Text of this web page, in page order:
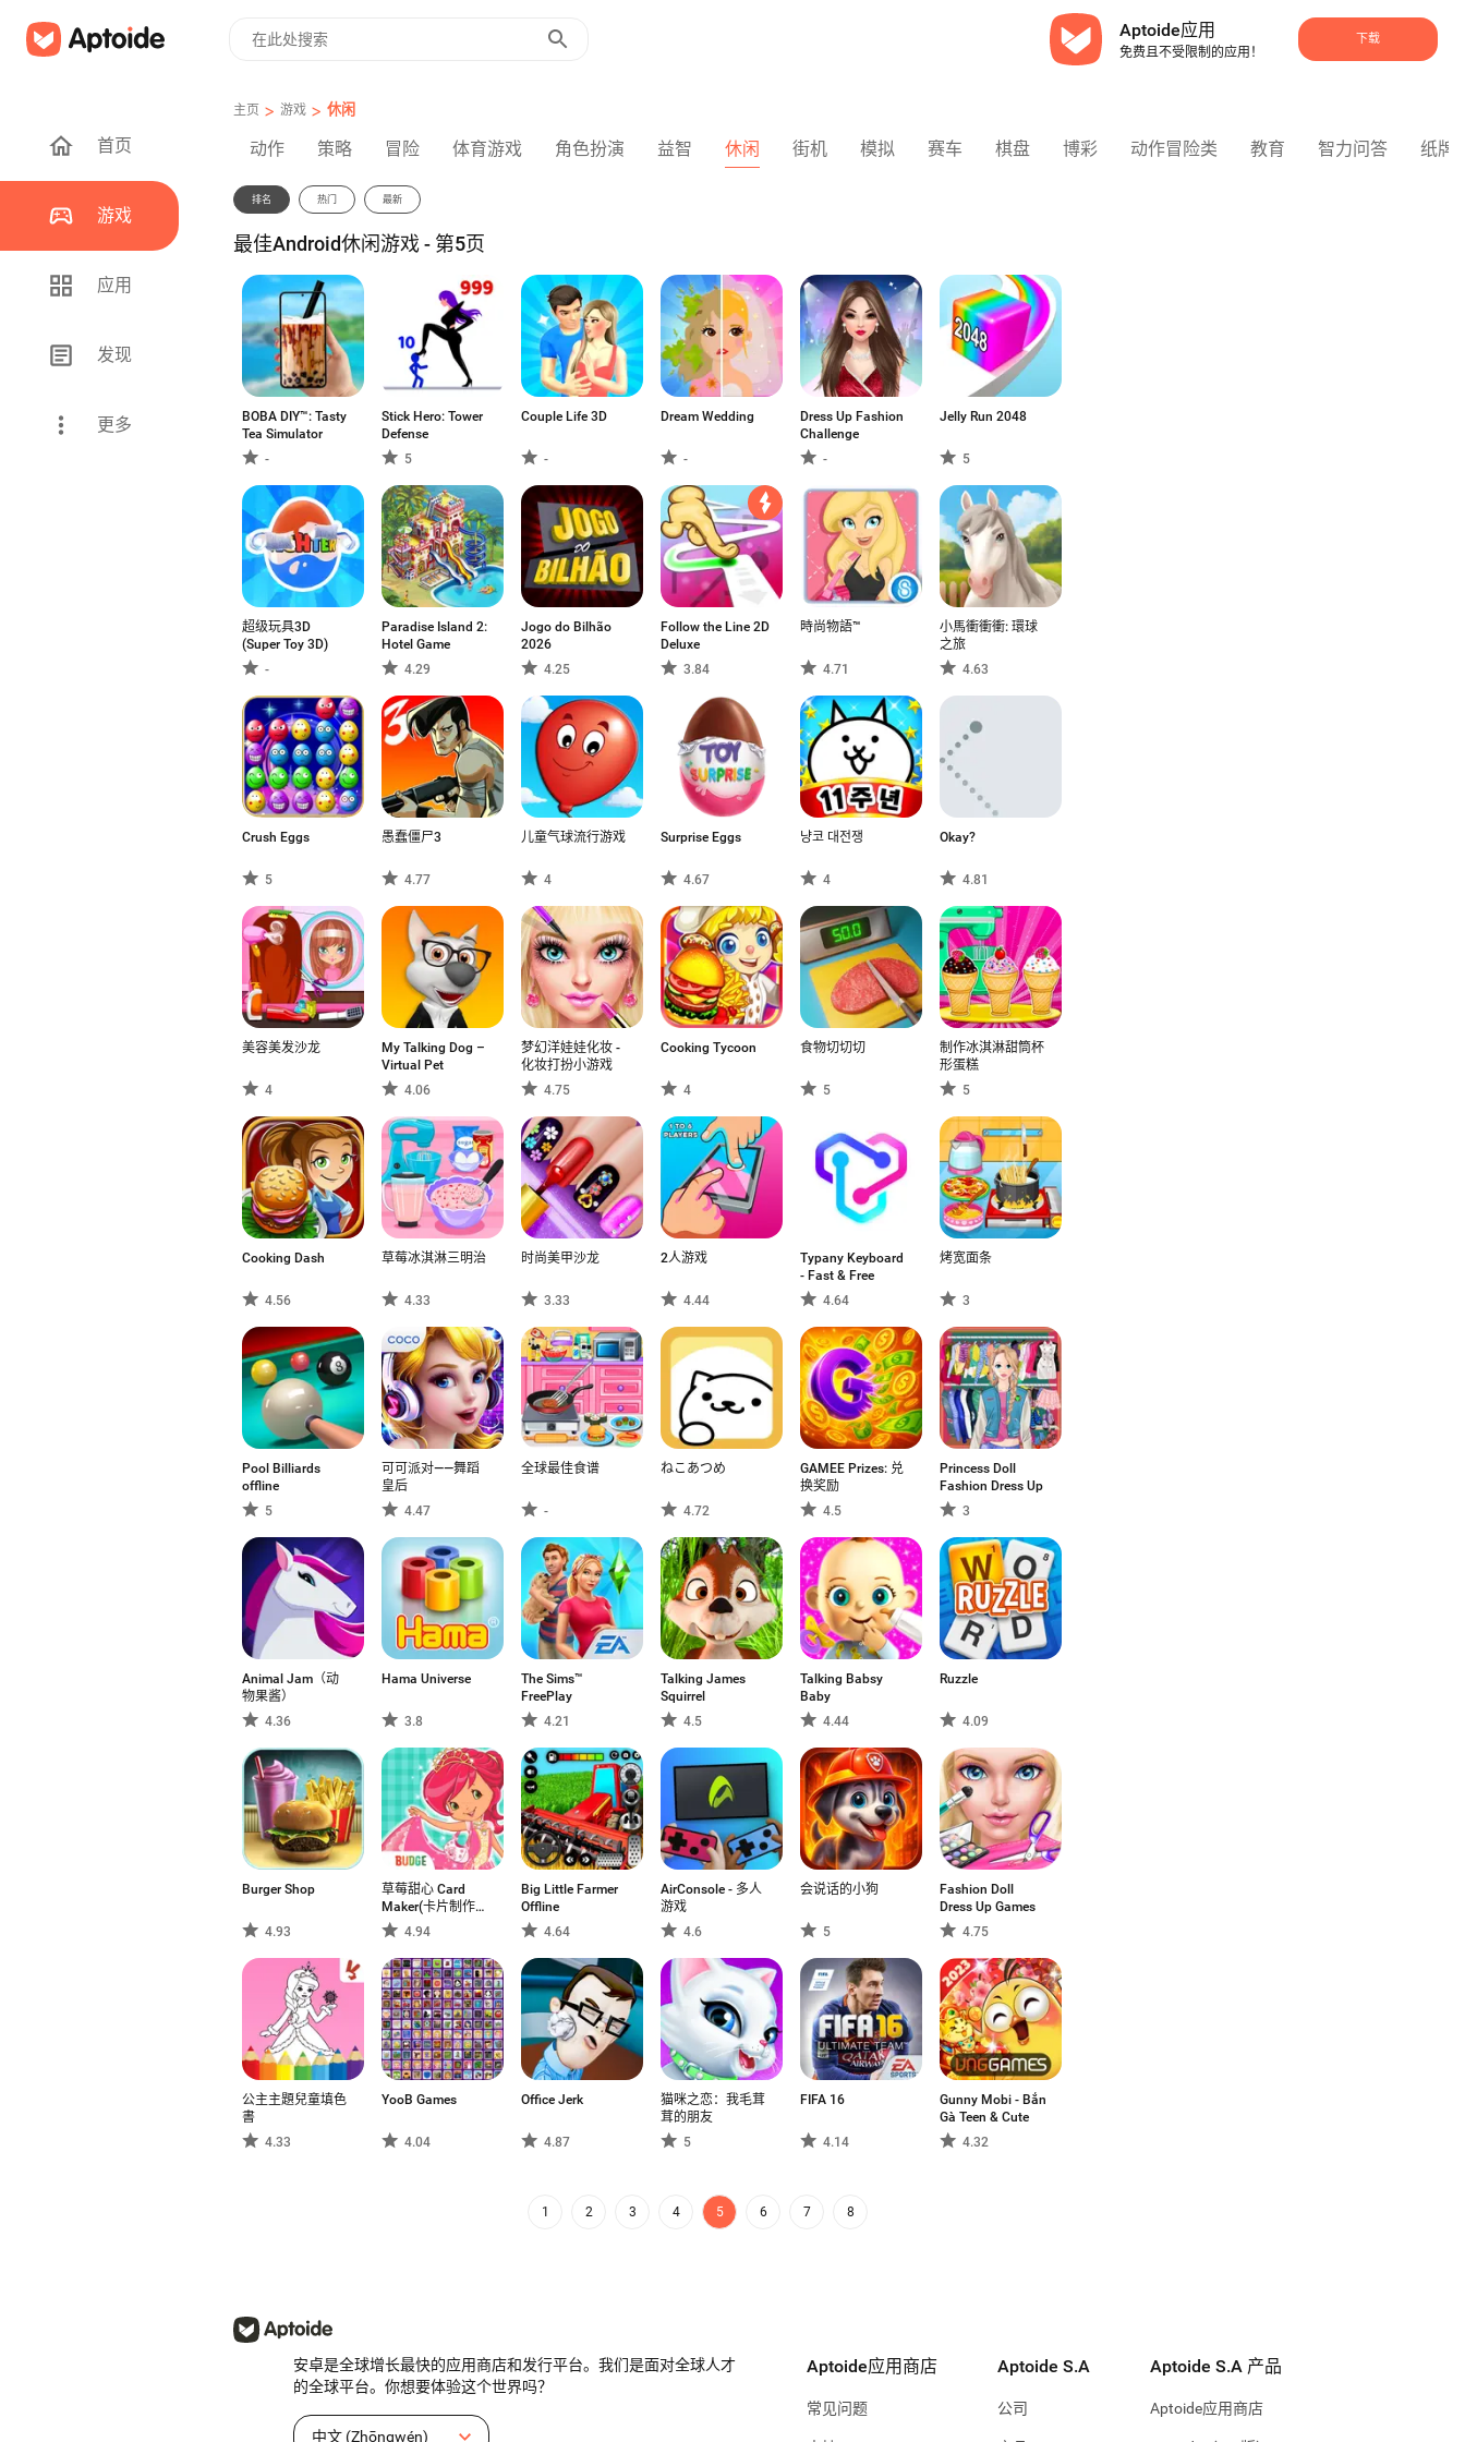
Aptoide应用
免费且不受限制的应用！
下载
首页
游戏
应用
发现
更多
主页 > 游戏 > 休闲
动作 策略 冒险 体育游戏 角色扮演 益智 休闲 街机 模拟 赛车 棋盘 博彩 动作冒险类 教育 智力问答 纸牌
排名 热门 最新
最佳Android休闲游戏 - 第5页
BOBA DIY™: Tasty
Tea Simulator
-
Stick Hero: Tower
Defense
5
Couple Life 3D
-
Dream Wedding
-
Dress Up Fashion
Challenge
-
Jelly Run 2048
5
超级玩具3D
(Super Toy 3D)
-
Paradise Island 2:
Hotel Game
4.29
Jogo do Bilhão
2026
4.25
Follow the Line 2D
Deluxe
3.84
時尚物語™
4.71
小馬衝衝衝: 環球
之旅
4.63
Crush Eggs
5
愚蠢僵尸3
4.77
儿童气球流行游戏
4
Surprise Eggs
4.67
냥코 대전쟁
4
Okay?
4.81
美容美发沙龙
4
My Talking Dog –
Virtual Pet
4.06
梦幻洋娃娃化妆 -
化妆打扮小游戏
4.75
Cooking Tycoon
4
食物切切切
5
制作冰淇淋甜筒杯
形蛋糕
5
Cooking Dash
4.56
草莓冰淇淋三明治
4.33
时尚美甲沙龙
3.33
2人游戏
4.44
Typany Keyboard
- Fast & Free
4.64
烤宽面条
3
Pool Billiards
offline
5
可可派对——舞蹈
皇后
4.47
全球最佳食谱
-
ねこあつめ
4.72
GAMEE Prizes: 兑
换奖励
4.5
Princess Doll
Fashion Dress Up
3
Animal Jam（动
物果酱）
4.36
Hama Universe
3.8
The Sims™
FreePlay
4.21
Talking James
Squirrel
4.5
Talking Babsy
Baby
4.44
Ruzzle
4.09
Burger Shop
4.93
草莓甜心 Card
Maker(卡片制作人
物）装扮
4.94
Big Little Farmer
Offline
4.64
AirConsole - 多人
游戏
4.6
会说话的小狗
5
Fashion Doll
Dress Up Games
4.75
公主主題兒童填色
書
4.33
YooB Games
4.04
Office Jerk
4.87
猫咪之恋：我毛茸
茸的朋友
5
FIFA 16
4.14
Gunny Mobi - Bắn
Gà Teen & Cute
4.32
1 2 3 4 5 6 7 8
安卓是全球增长最快的应用商店和发行平台。我们是面对全球人才
的全球平台。你想要体验这个世界吗？
中文 (Zhōngwén)
Aptoide应用商店
常见问题
Aptoide S.A
公司
Aptoide S.A 产品
Aptoide应用商店